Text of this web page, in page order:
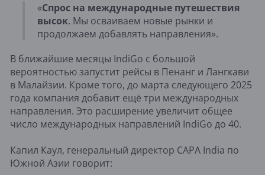
«Спрос на международные путешествия
высок. Мы осваиваем новые рынки и
продолжаем добавлять направления».
В ближайшие месяцы IndiGo с большой
вероятностью запустит рейсы в Пенанг и Лангкави
в Малайзии. Кроме того, до марта следующего 2025
года компания добавит ещё три международных
направления. Это расширение увеличит общее
число международных направлений IndiGo до 40.
Капил Каул, генеральный директор CAPA India по
Южной Азии говорит: